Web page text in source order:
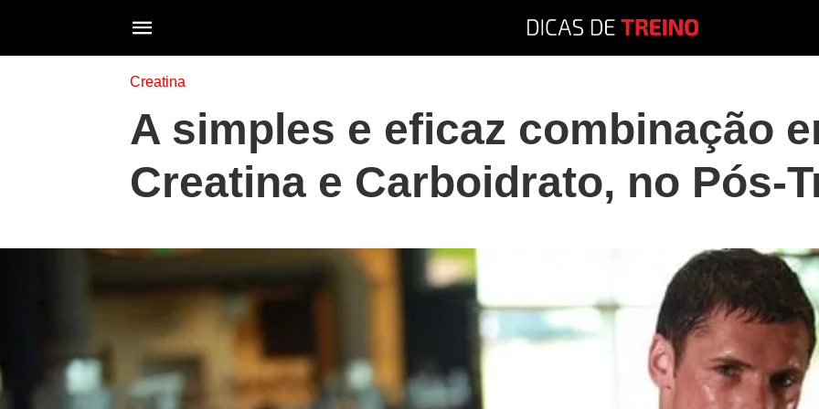
Creatina
A simples e eficaz combinação
Creatina e Carboidrato, no Pós-